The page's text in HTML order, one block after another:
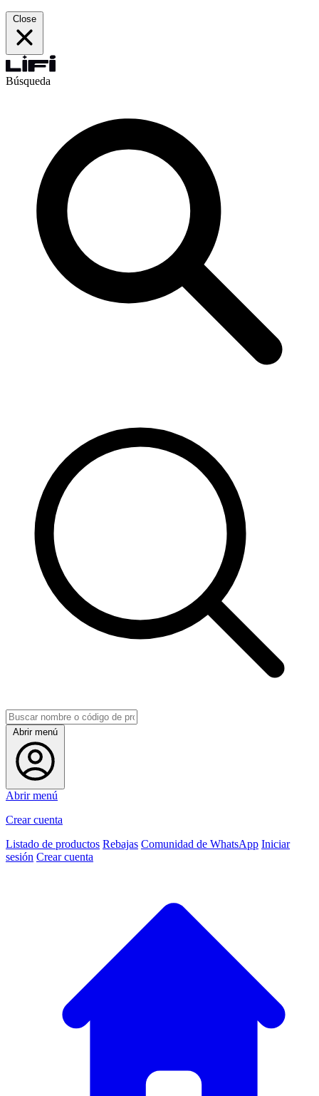
Close
Búsqueda
Abrir menú
Abrir menú
Crear cuenta
Listado de productos Rebajas Comunidad de WhatsApp Iniciar
sesión Crear cuenta